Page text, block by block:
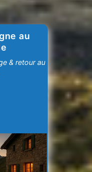
au
& retour au